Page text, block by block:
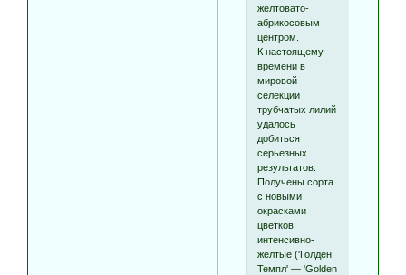
желтовато-
абрикосовым
центром.
К настоящему
времени в
мировой
селекции
трубчатых лилий
удалось
добиться
серьезных
результатов.
Получены сорта
с новыми
окрасками
цветков:
интенсивно-
желтые ('Голден
Темпл' — 'Golden